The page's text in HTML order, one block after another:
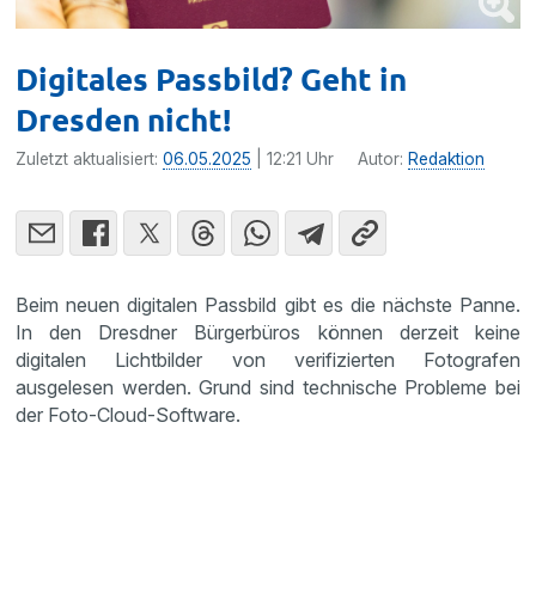
Digitales Passbild? Geht in
Dresden nicht!
Zuletzt aktualisiert:06.05.2025 | 12:21 Uhr Autor: Redaktion
Beim neuen digitalen Passbild gibt es die nächste Panne.
In den Dresdner Bürgerbüros können derzeit keine
digitalen Lichtbilder von verifizierten Fotografen
ausgelesen werden. Grund sind technische Probleme bei
der Foto-Cloud-Software.